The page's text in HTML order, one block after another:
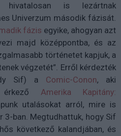
hivatalosan is lezártnak
Univerzum második fázisát.
fázis egyike, ahogyan azt
majd középpontba, és az
történetet kapjuk, a
végzetét”. Erről kérdezték
Sif) a Comic-Conon, aki
Amerika Kapitány:
utalásokat arról, mire is
3-ban. Megtudhattuk, hogy Sif
következő kalandjában, és